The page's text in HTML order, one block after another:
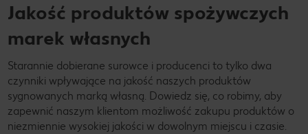
Jakość produktów spożywczych
marek własnych
Starannie dobierane surowce i producenci to tylko dwa
czynniki wpływające na jakość naszych produktów
sygnowanych marką własną. Dowiedz się, co robimy, aby
zapewnić naszym klientom możliwość zakupu produktów o
niezmiennie wysokiej jakości w dowolnym miejscu i czasie.